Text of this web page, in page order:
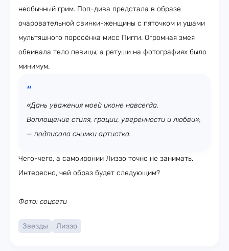
необычный грим. Поп-дива предстала в образе
очаровательной свинки-женщины с пяточком и ушами
мультяшного поросёнка мисс Пигги. Огромная змея
обвивала тело певицы, а ретуши на фотографиях было
минимум.
«Дань уважения моей иконе навсегда.
Воплощение стиля, грации, уверенности и любви»,
— подписала снимки артистка.
Чего-чего, а самоиронии Лиззо точно не занимать.
Интересно, чей образ будет следующим?
Фото: соцсети
Звезды Лиззо